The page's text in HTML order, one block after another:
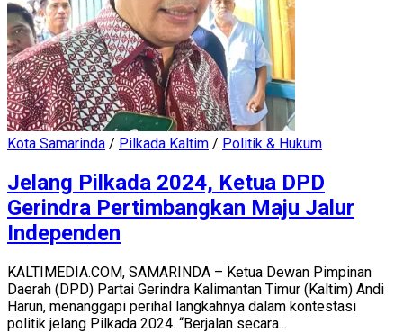
Kota Samarinda / Pilkada Kaltim / Politik & Hukum
Jelang Pilkada 2024, Ketua DPD
Gerindra Pertimbangkan Maju Jalur
Independen
KALTIMEDIA.COM, SAMARINDA – Ketua Dewan Pimpinan
Daerah (DPD) Partai Gerindra Kalimantan Timur (Kaltim) Andi
Harun, menanggapi perihal langkahnya dalam kontestasi
politik jelang Pilkada 2024. “Berjalan secara...